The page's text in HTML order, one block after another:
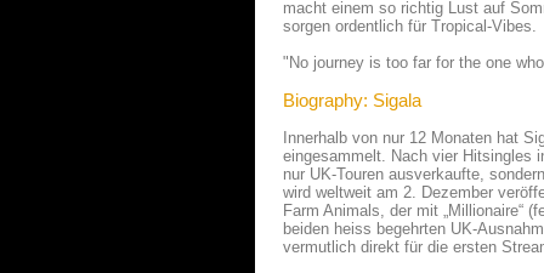
macht einem so richtig Lust auf
sorgen ordentlich für Tropical-Vibes.
"No journey is too far for the one
Biography: Sigala
Innerhalb von nur 12 Monaten hat
eingesammelt. Nach vier Hitsingles
nur UK-Touren ausverkaufte,
wird weltweit am 2. Dezember
Farm Animals, der mit „Millionaire“
beiden heiss begehrten UK-
vermutlich direkt für die ersten